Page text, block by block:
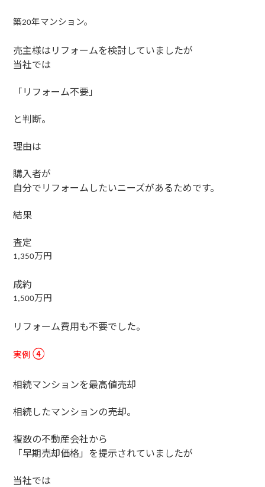
築20年マンション。
売主様はリフォームを検討していましたが
当社では
「リフォーム不要」
と判断。
理由は
購入者が
自分でリフォームしたいニーズがあるためです。
結果
査定
1,350万円
成約
1,500万円
リフォーム費用も不要でした。
実例 ④
相続マンションを最高値売却
相続したマンションの売却。
複数の不動産会社から
「早期売却価格」を提示されていましたが
当社では